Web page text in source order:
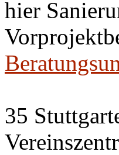
hier
35